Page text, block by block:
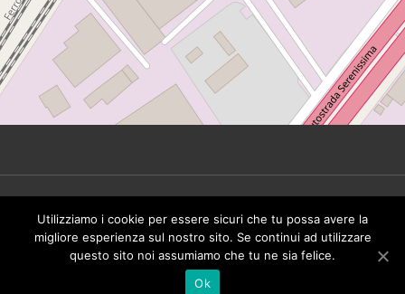
IT02492930249 - Privacy Policy
Utilizziamo i cookie per essere sicuri che tu possa avere la
migliore esperienza sul nostro sito. Se continui ad utilizzare
questo sito noi assumiamo che tu ne sia felice.
Ok